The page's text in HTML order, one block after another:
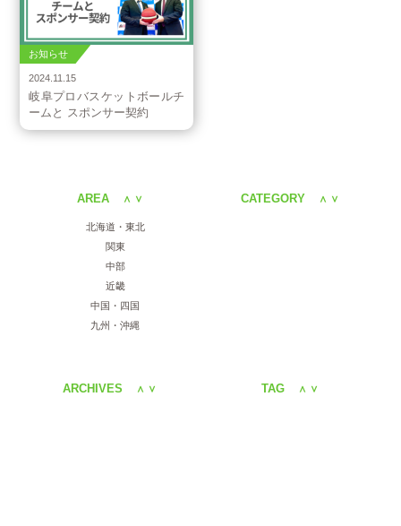
お知らせ
2024.11.15
岐阜プロバスケットボールチ
ームと スポンサー契約
AREA ＜ ＞
北海道・東北
関東
中部
近畿
中国・四国
九州・沖縄
CATEGORY ＜ ＞
ARCHIVES ＜ ＞ TAG ＜ ＞